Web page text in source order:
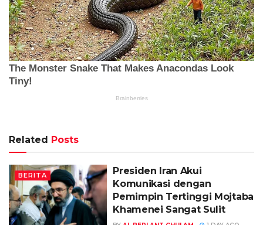
Related Posts
BERITA
Presiden Iran Akui
Komunikasi dengan
Pemimpin Tertinggi Mojtaba
Khamenei Sangat Sulit